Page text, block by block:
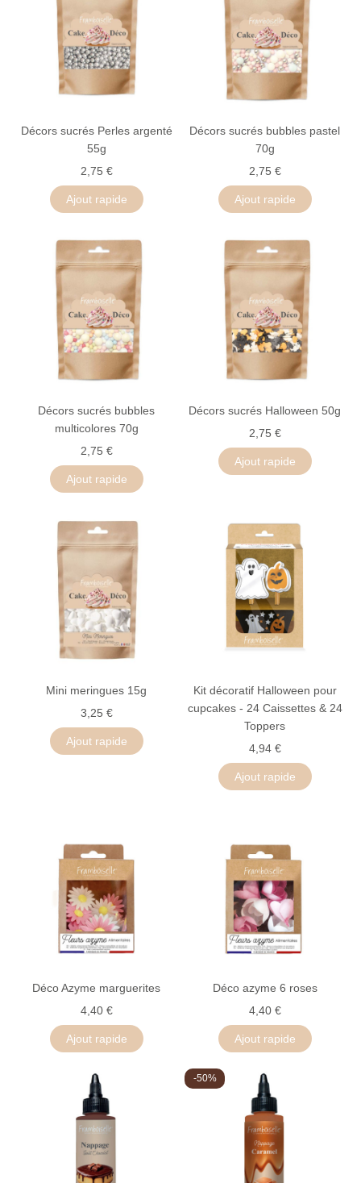
Décors sucrés Perles argenté
55g
2,75 €
Ajout rapide
Décors sucrés bubbles pastel
70g
2,75 €
Ajout rapide
Décors sucrés bubbles
multicolores 70g
2,75 €
Ajout rapide
Décors sucrés Halloween 50g
2,75 €
Ajout rapide
Mini meringues 15g
3,25 €
Ajout rapide
Kit décoratif Halloween pour
cupcakes - 24 Caissettes & 24
Toppers
4,94 €
Ajout rapide
Déco Azyme marguerites
4,40 €
Ajout rapide
Déco azyme 6 roses
4,40 €
Ajout rapide
-50%